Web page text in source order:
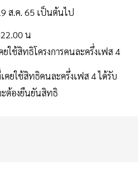
ส.ค. 65 เป็นต้นไป
น
ยใช้สิทธิโครงการคนละครึ่งเฟส 4
คยใช้สิทธิคนละครึ่งเฟส 4 ได้รับ
ต้องยืนยันสิทธิ